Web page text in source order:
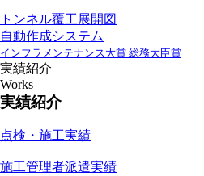
トンネル覆工展開図
自動作成システム
インフラメンテナンス大賞 総務大臣賞
実績紹介
Works
実績紹介
点検・施工実績
施工管理者派遣実績